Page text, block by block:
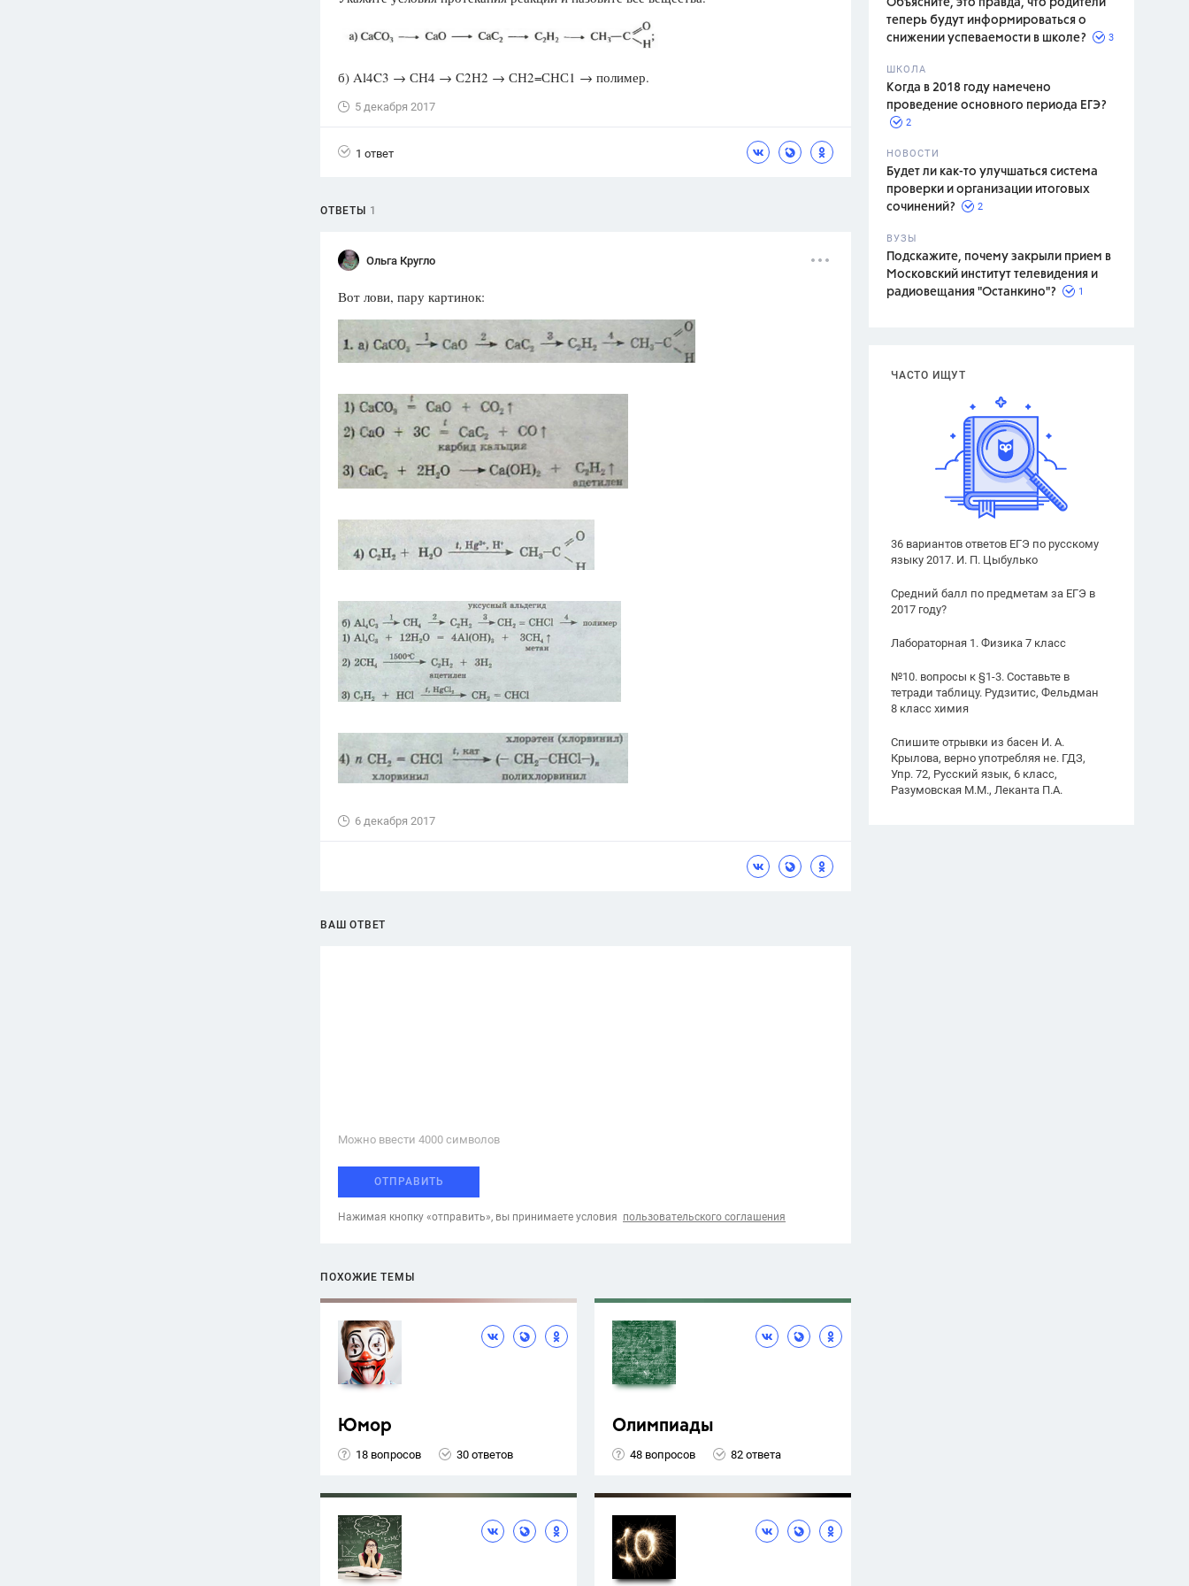
ответа
Олимпиады
1551 ответ
Цветков Л. А.
Отношения,
Объясните, это правда, что родители
теперь будут информироваться о
снижении успеваемости в школе?
3
ШКОЛА
Когда в 2018 году намечено
проведение основного периода ЕГЭ?
2
НОВОСТИ
Будет ли как-то улучшаться система
проверки и организации итоговых
сочинений?
2
ВУЗЫ
Подскажите, почему закрыли прием в
Московский институт телевидения и
радиовещания "Останкино"?
1
ЧАСТО ИЩУТ
36 вариантов ответов ЕГЭ по русскому
языку 2017. И. П. Цыбулько
Средний балл по предметам за ЕГЭ в
2017 году?
Лабораторная 1. Физика 7 класс
№10. вопросы к §1-3. Составьте в
тетради таблицу. Рудзитис, Фельдман
8 класс химия
Спишите отрывки из басен И. А.
Крылова, верно употребляя не. ГДЗ,
Упр. 72, Русский язык, 6 класс,
Разумовская М.М., Леканта П.А.
б) Al4C3 → СН4 → С2Н2 → СН2=СНС1 → полимер.
5 декабря 2017
1 ответ
ОТВЕТЫ 1
Ольга Кругло
Вот лови, пару картинок:
6 декабря 2017
ВАШ ОТВЕТ
Можно ввести 4000 cимволов
ОТПРАВИТЬ
Нажимая кнопку «отправить», вы принимаете условия пользовательского соглашения
ПОХОЖИЕ ТЕМЫ
Юмор
18 вопросов 30 ответов
Олимпиады
48 вопросов 82 ответа